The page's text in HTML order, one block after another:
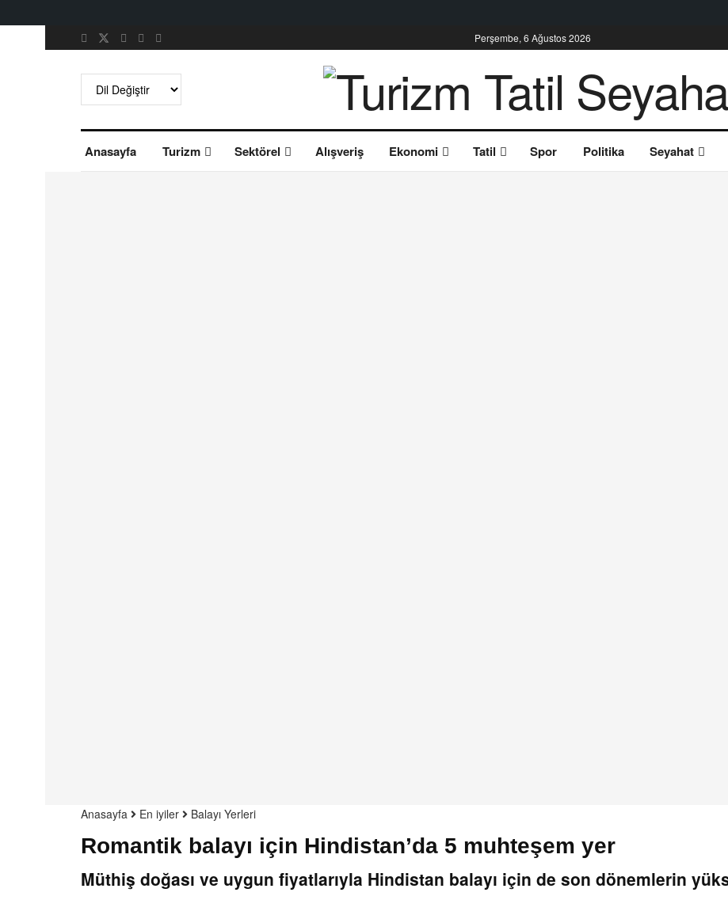
Perşembe, 6 Ağustos 2026
Anasayfa Turizm Sektörel Alışveriş Ekonomi Tatil Spor Politika Seyahat
Anasayfa En iyiler Balayı Yerleri
Romantik balayı için Hindistan’da 5 muhteşem yer
Müthiş doğası ve uygun fiyatlarıyla Hindistan balayı için de son dönemlerin